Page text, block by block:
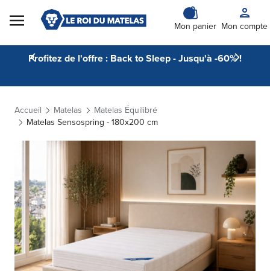
Skip to Content
Mon panier Mon compte
Profitez de l'offre : Back to Sleep - Jusqu'à -60% !
Accueil Matelas
Matelas Équilibré
Matelas Sensospring - 180x200 cm